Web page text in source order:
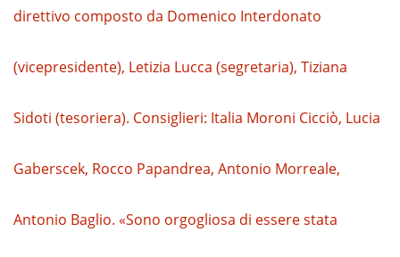
direttivo composto da Domenico Interdonato
(vicepresidente), Letizia Lucca (segretaria), Tiziana
Sidoti (tesoriera). Consiglieri: Italia Moroni Cicciò, Lucia
Gaberscek, Rocco Papandrea, Antonio Morreale,
Antonio Baglio. «Sono orgogliosa di essere stata